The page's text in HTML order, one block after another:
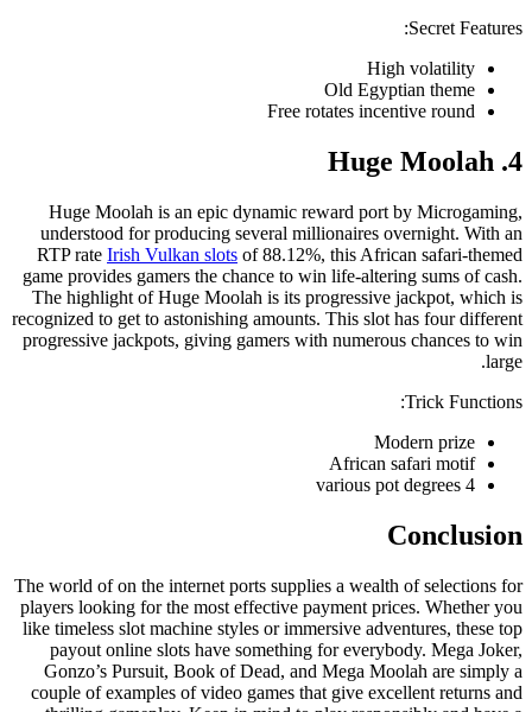
Secret Features:
High volatility
Old Egyptian theme
Free rotates incentive round
4. Huge Moolah
Huge Moolah is an epic dynamic reward port by Microgaming,
understood for producing several millionaires overnight. With an
RTP rate Irish Vulkan slots of 88.12%, this African safari-themed
game provides gamers the chance to win life-altering sums of cash.
The highlight of Huge Moolah is its progressive jackpot, which is
recognized to get to astonishing amounts. This slot has four different
progressive jackpots, giving gamers with numerous chances to win
large.
Trick Functions:
Modern prize
African safari motif
4 various pot degrees
Conclusion
The world of on the internet ports supplies a wealth of selections for
players looking for the most effective payment prices. Whether you
like timeless slot machine styles or immersive adventures, these top
payout online slots have something for everybody. Mega Joker,
Gonzo’s Pursuit, Book of Dead, and Mega Moolah are simply a
couple of examples of video games that give excellent returns and